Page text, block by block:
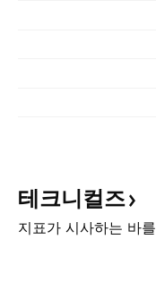
테크니컬즈
지표가 시사하는 바를